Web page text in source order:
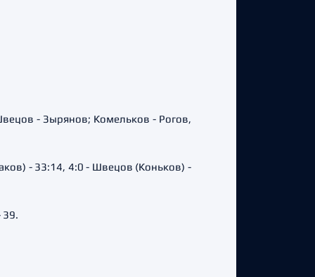
- Зырянов; Комельков - Рогов,
- 33:14, 4:0 - Швецов (Коньков) -
39.